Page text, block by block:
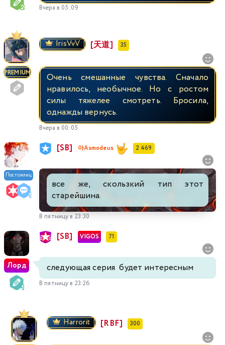
Вчера в 05:09
PREMIUM
IrisVvV [天道] 35
Очень смешанные чувства. Сначало
нравилось, необычное. Но с ростом
силы тяжелее смотреть. Бросила,
однажды вернусь.
Вчера в 00:05
Постоялец
[SB] 아Asmodeus 2 469
все же, скользкий тип этот
старейшина.
В пятницу в 23:30
Лорд
[SB] VIGOS 71
следующая серия будет интересным
В пятницу в 23:26
Harrorit [RBF] 300